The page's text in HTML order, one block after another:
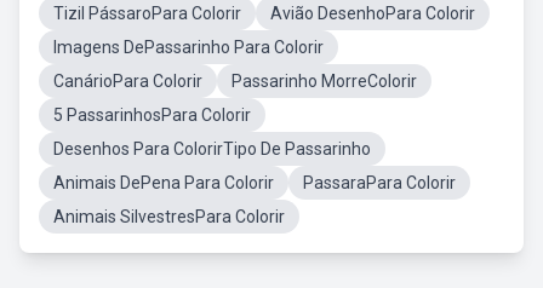
Tizil PássaroPara Colorir
Avião DesenhoPara Colorir
Imagens DePassarinho Para Colorir
CanárioPara Colorir
Passarinho MorreColorir
5 PassarinhosPara Colorir
Desenhos Para ColorirTipo De Passarinho
Animais DePena Para Colorir
PassaraPara Colorir
Animais SilvestresPara Colorir